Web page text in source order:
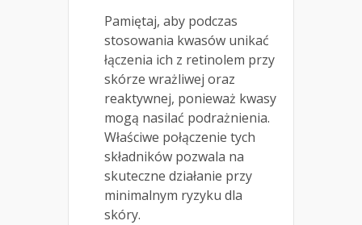
Pamiętaj, aby podczas
stosowania kwasów unikać
łączenia ich z retinolem przy
skórze wrażliwej oraz
reaktywnej, ponieważ kwasy
mogą nasilać podrażnienia.
Właściwe połączenie tych
składników pozwala na
skuteczne działanie przy
minimalnym ryzyku dla
skóry.